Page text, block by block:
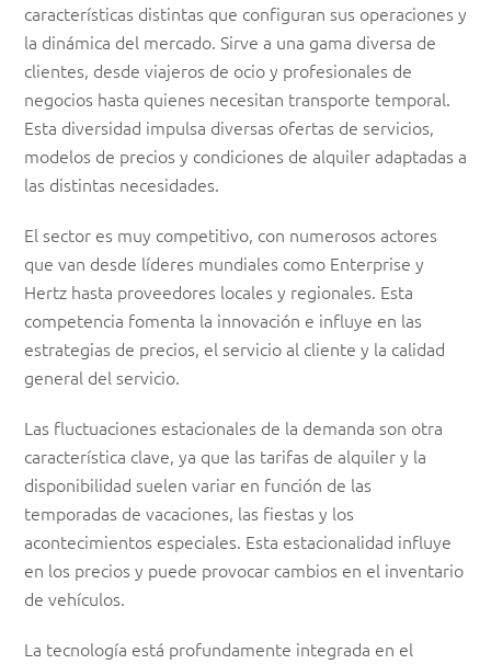
características distintas que configuran sus operaciones y
la dinámica del mercado. Sirve a una gama diversa de
clientes, desde viajeros de ocio y profesionales de
negocios hasta quienes necesitan transporte temporal.
Esta diversidad impulsa diversas ofertas de servicios,
modelos de precios y condiciones de alquiler adaptadas a
las distintas necesidades.
El sector es muy competitivo, con numerosos actores
que van desde líderes mundiales como Enterprise y
Hertz hasta proveedores locales y regionales. Esta
competencia fomenta la innovación e influye en las
estrategias de precios, el servicio al cliente y la calidad
general del servicio.
Las fluctuaciones estacionales de la demanda son otra
característica clave, ya que las tarifas de alquiler y la
disponibilidad suelen variar en función de las
temporadas de vacaciones, las fiestas y los
acontecimientos especiales. Esta estacionalidad influye
en los precios y puede provocar cambios en el inventario
de vehículos.
La tecnología está profundamente integrada en el